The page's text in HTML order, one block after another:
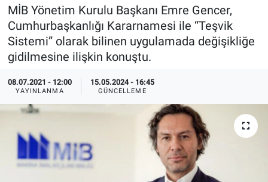
MİB Yönetim Kurulu Başkanı Emre Gencer,
Cumhurbaşkanlığı Kararnamesi ile “Teşvik
Sistemi” olarak bilinen uygulamada değişikliğe
gidilmesine ilişkin konuştu.
08.07.2021 - 12:00
YAYINLANMA
15.05.2024 - 16:45
GÜNCELLEME
EndüstriST
Enerjisini Üreten Fabrikalar
Endüstri 4.0 Uygulamaları
Ağır Sanayi Çözümleri